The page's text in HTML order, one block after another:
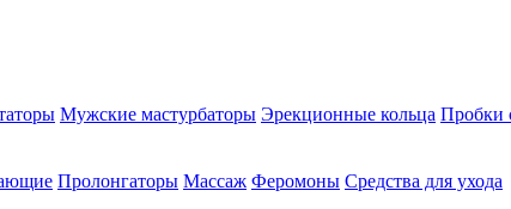
Мужские мастурбаторы Эрекционные кольца Пробки
Пролонгаторы Массаж Феромоны Средства для ухода